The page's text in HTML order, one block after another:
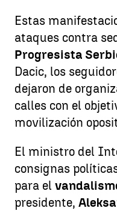
Estas
ataques contra
Progresista
Dacic, los
dejaron de
calles con el
movilización
El ministro del
consignas
para el
presidente,